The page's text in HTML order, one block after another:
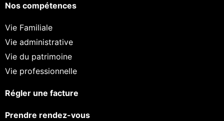
Nos compétences
Vie Familiale
Vie administrative
Vie du patrimoine
Vie professionnelle
Régler une facture
Prendre rendez-vous